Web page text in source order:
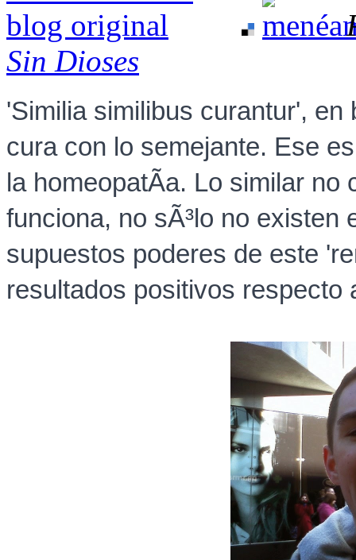
Sin Dioses
'Similia similibus curantur',
cura con lo semejante. Ese
la homeopatÃ­a. Lo similar no
funciona, no sÃ³lo no existen
supuestos poderes de este
resultados positivos